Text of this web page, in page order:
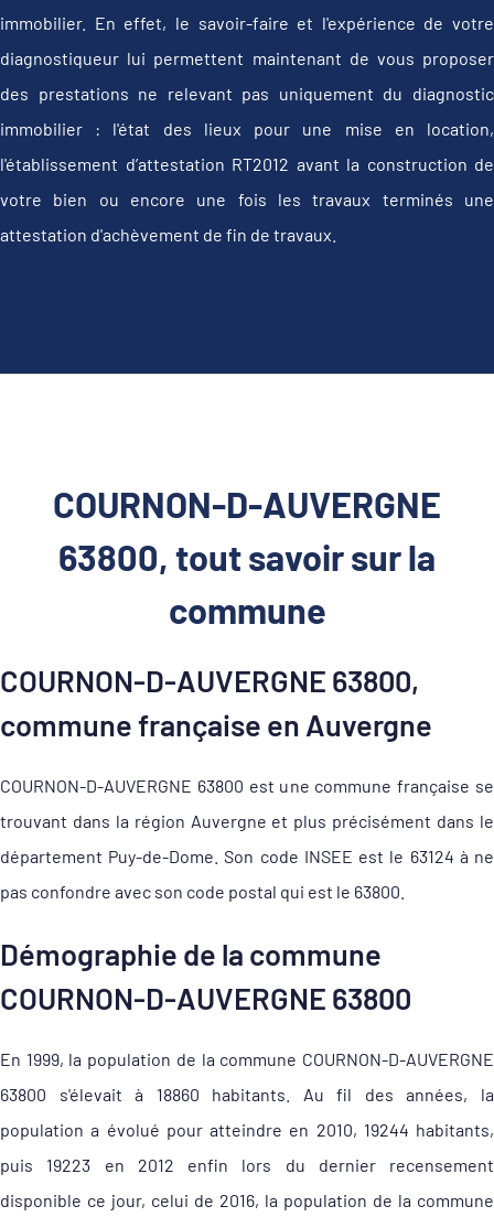
immobilier. En effet, le savoir-faire et l'expérience de votre
diagnostiqueur lui permettent maintenant de vous proposer
des prestations ne relevant pas uniquement du diagnostic
immobilier : l'état des lieux pour une mise en location,
l'établissement d’attestation RT2012 avant la construction de
votre bien ou encore une fois les travaux terminés une
attestation d'achèvement de fin de travaux.
COURNON-D-AUVERGNE
63800, tout savoir sur la
commune
COURNON-D-AUVERGNE 63800,
commune française en Auvergne
COURNON-D-AUVERGNE 63800 est une commune française se
trouvant dans la région Auvergne et plus précisément dans le
département Puy-de-Dome. Son code INSEE est le 63124 à ne
pas confondre avec son code postal qui est le 63800.
Démographie de la commune
COURNON-D-AUVERGNE 63800
En 1999, la population de la commune COURNON-D-AUVERGNE
63800 s'élevait à 18860 habitants. Au fil des années, la
population a évolué pour atteindre en 2010, 19244 habitants,
puis 19223 en 2012 enfin lors du dernier recensement
disponible ce jour, celui de 2016, la population de la commune